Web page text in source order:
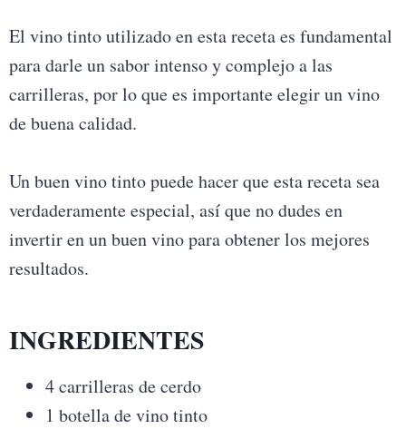
El vino tinto utilizado en esta receta es fundamental
para darle un sabor intenso y complejo a las
carrilleras, por lo que es importante elegir un vino
de buena calidad.
Un buen vino tinto puede hacer que esta receta sea
verdaderamente especial, así que no dudes en
invertir en un buen vino para obtener los mejores
resultados.
INGREDIENTES
4 carrilleras de cerdo
1 botella de vino tinto